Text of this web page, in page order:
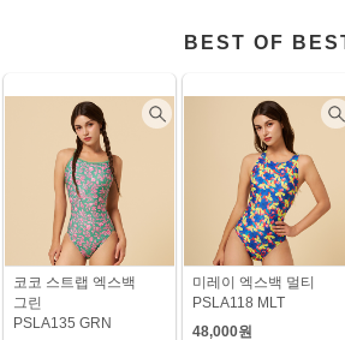
BEST OF
코코 스트랩 엑스백
그린
PSLA135 GRN
미레이 엑스백 멀티
PSLA118 MLT
48,000원